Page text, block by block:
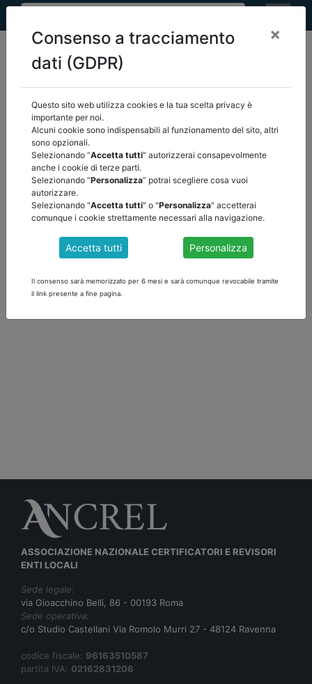
home pnrr fondo complementare/ torna indietro
DM MEF 15 LUGLIO 2021 - ATTUAZIONE
Il contenuto è visibile solamente agli utenti registrati. Effettua il
login!
ASSOCIAZIONE NAZIONALE CERTIFICATORI E REVISORI
ENTI LOCALI
Sede legale:
via Gioacchino Belli, 86 - 00193 Roma
Sede operativa:
c/o Studio Castellani Via Romolo Murri 27 - 48124 Ravenna
codice fiscale: 96163510587
partita IVA: 02162831206
Consenso a tracciamento
dati (GDPR)
×
Questo sito web utilizza cookies e la tua scelta privacy è
importante per noi.
Alcuni cookie sono indispensabili al funzionamento del sito, altri
sono opzionali.
Selezionando “Accetta tutti” autorizzerai consapevolmente
anche i cookie di terze parti.
Selezionando “Personalizza” potrai scegliere cosa vuoi
autorizzare.
Selezionando "Accetta tutti" o "Personalizza" accetterai
comunque i cookie strettamente necessari alla navigazione.
Accetta tutti Personalizza
Il consenso sarà memorizzato per 6 mesi e sarà comunque revocabile tramite
il link presente a fine pagina.